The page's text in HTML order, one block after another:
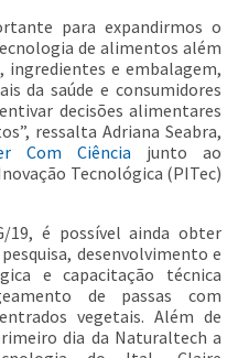
para expandirmos o
de alimentos além
ingredientes e embalagem,
da saúde e consumidores
decisões alimentares
ressalta Adriana Seabra,
Com Ciência junto ao
Tecnológica (PITec)
19, é possível ainda obter
desenvolvimento e
e capacitação técnica
de passas com
vegetais. Além de
dia da Naturaltech a